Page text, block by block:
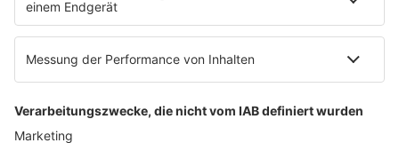
Genderhinweis
Cookie-Einstellungen